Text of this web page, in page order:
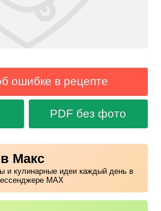
ошибке в рецепте
PDF без фото
Макс
и кулинарные идеи каждый день в
MAX